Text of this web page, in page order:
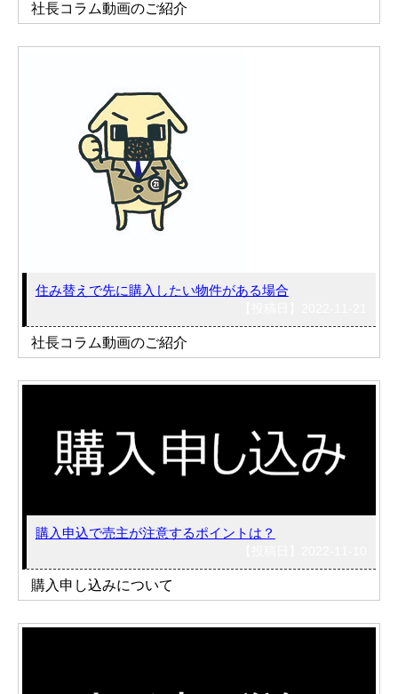
社長コラム動画のご紹介
住み替えで先に購入したい物件がある場合
社長コラム動画のご紹介
購入申込で売主が注意するポイントは？
購入申し込みについて